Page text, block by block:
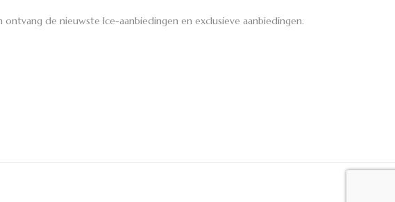
ontvang de nieuwste Ice-aanbiedingen en exclusieve aanbiedingen.